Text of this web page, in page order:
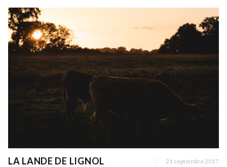
LA LANDE DE LIGNOL 21 septembre 2017